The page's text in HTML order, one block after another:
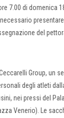
7.00 di domenica
del
Group, un
degli atleti
nei pressi del
Venerio). Le